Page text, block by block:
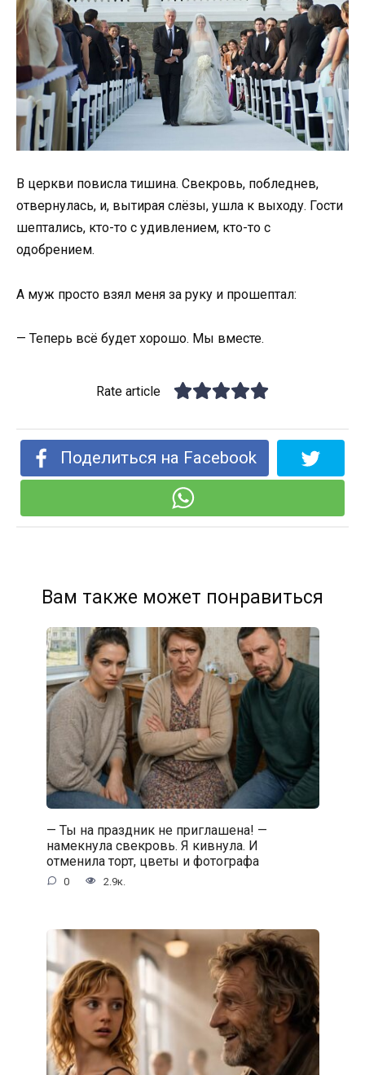
В церкви повисла тишина. Свекровь, побледнев,
отвернулась, и, вытирая слёзы, ушла к выходу. Гости
шептались, кто-то с удивлением, кто-то с
одобрением.
А муж просто взял меня за руку и прошептал:
— Теперь всё будет хорошо. Мы вместе.
Rate article
Поделиться на Facebook
Вам также может понравиться
— Ты на праздник не приглашена! —
намекнула свекровь. Я кивнула. И
отменила торт, цветы и фотографа
0 2.9к.